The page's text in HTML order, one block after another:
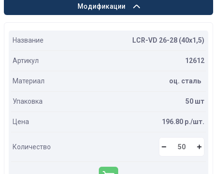
Модификации
Название LCR-VD 26-28 (40х1,5)
Артикул 12612
Материал оц. сталь
Упаковка 50 шт
Цена 196.80 р./шт.
Количество